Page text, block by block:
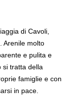
di Cavoli,
Arenile molto
e pulita e
si tratta della
famiglie e con
in pace.